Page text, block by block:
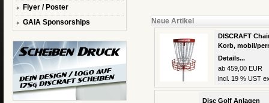
Flyer / Poster
GAIA Sponsorships
Neue Artikel
DISCRAFT
Korb, mobil/
Details...
ab 459,00 EUR
incl. 19 % UST
Disc Golf Anlagen